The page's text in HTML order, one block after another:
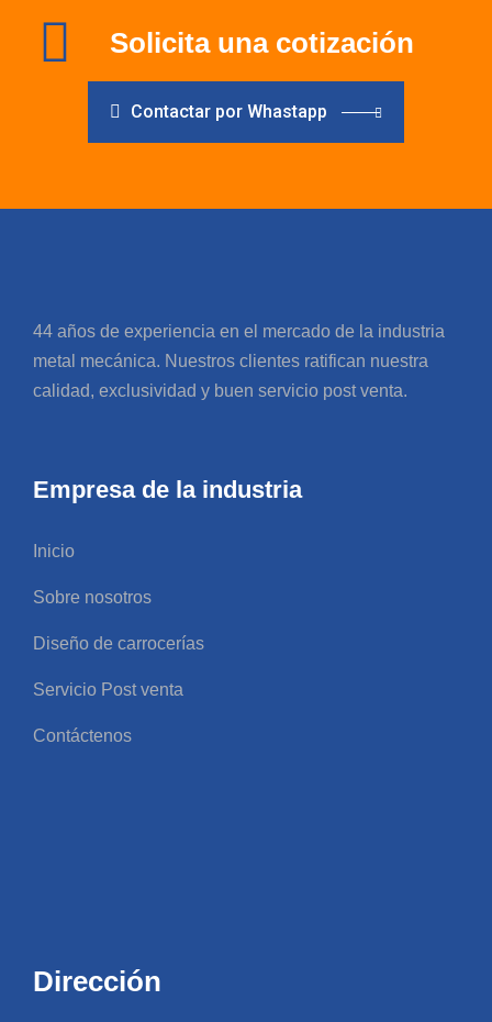
Solicita una cotización
Contactar por Whastapp
44 años de experiencia en el mercado de la industria
metal mecánica. Nuestros clientes ratifican nuestra
calidad, exclusividad y buen servicio post venta.
Empresa de la industria
Inicio
Sobre nosotros
Diseño de carrocerías
Servicio Post venta
Contáctenos
Dirección